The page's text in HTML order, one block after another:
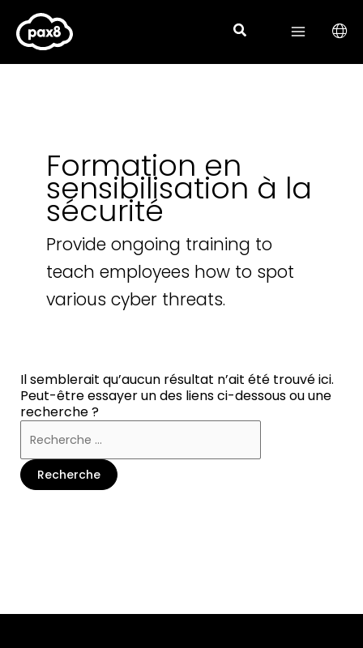
contenu
Formation en
sensibilisation à la
sécurité
Provide ongoing training to
teach employees how to spot
various cyber threats.
Il semblerait qu’aucun résultat n’ait été trouvé ici.
Peut-être essayer un des liens ci-dessous ou une
recherche ?
for: